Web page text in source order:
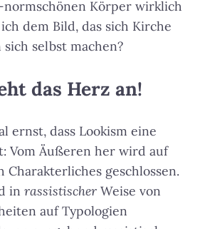
Körper wirklich
dem Bild, das sich Kirche
selbst machen?
das Herz an!
ernst, dass Lookism eine
Vom Äußeren her wird auf
geschlossen.
in rassistischer Weise von
auf Typologien